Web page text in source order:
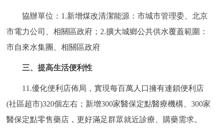
協辦單位：1.新增煤改清潔能源：市城市管理委、北京
市電力公司、相關區政府；2.擴大城鄉公共供水覆蓋範圍：
市自來水集團、相關區政府
三、提高生活便利性
11.優化便利店佈局，實現每百萬人口擁有連鎖便利店
(社區超市)320個左右；新增300家醫保定點醫療機構、300家
醫保定點零售藥店，更好滿足群眾就近診療、購藥需求。